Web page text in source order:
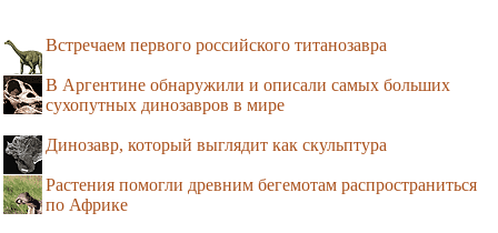
Встречаем первого российского титанозавра
В Аргентине обнаружили и описали самых больших
сухопутных динозавров в мире
Динозавр, который выглядит как скульптура
Растения помогли древним бегемотам распространиться
по Африке